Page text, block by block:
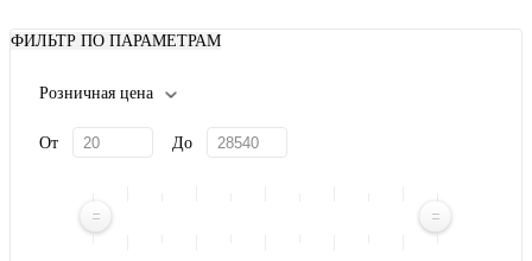
ФИЛЬТР ПО ПАРАМЕТРАМ
Розничная цена
От До